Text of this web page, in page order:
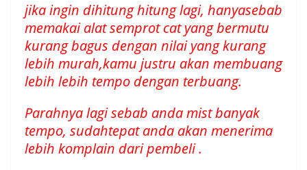
jika ingin dihitung hitung lagi, hanyasebab
memakai alat semprot cat yang bermutu
kurang bagus dengan nilai yang kurang
lebih murah,kamu justru akan membuang
lebih lebih tempo dengan terbuang.
Parahnya lagi sebab anda mist banyak
tempo, sudahtepat anda akan menerima
lebih komplain dari pembeli .